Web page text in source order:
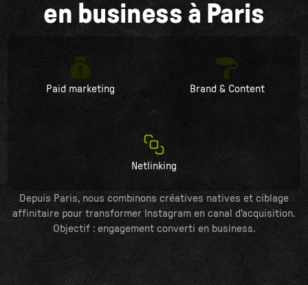
en business à Paris
Paid marketing Brand & Content
Netlinking
Depuis Paris, nous combinons créatives natives et ciblage
affinitaire pour transformer Instagram en canal d'acquisition.
Objectif : engagement converti en business.